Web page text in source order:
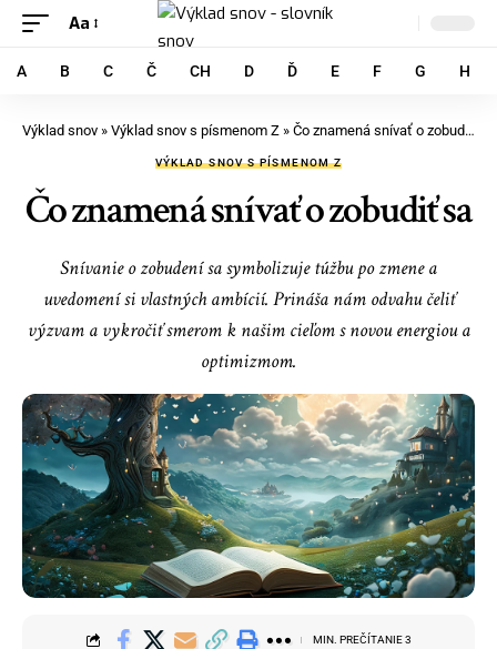
Aa
A B C Č CH D Ď E F G H
Výklad snov » Výklad snov s písmenom Z » Čo znamená snívať o zobudiť sa
VÝKLAD SNOV S PÍSMENOM Z
Čo znamená snívať o zobudiť sa
Snívanie o zobudení sa symbolizuje túžbu po zmene a
uvedomení si vlastných ambícií. Prináša nám odvahu čeliť
výzvam a vykročiť smerom k našim cieľom s novou energiou a
optimizmom.
MIN. PREČÍTANIE 3